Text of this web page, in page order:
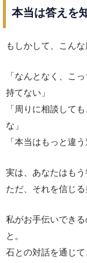
本当は答えを
もしかして、こん
「なんとなく、こ
持てない」
「周りに相談して
な」
「本当はもっと違
実は、あなたはもう
ただ、それを信じる
私がお手伝いでき
と。
石との対話を通じて